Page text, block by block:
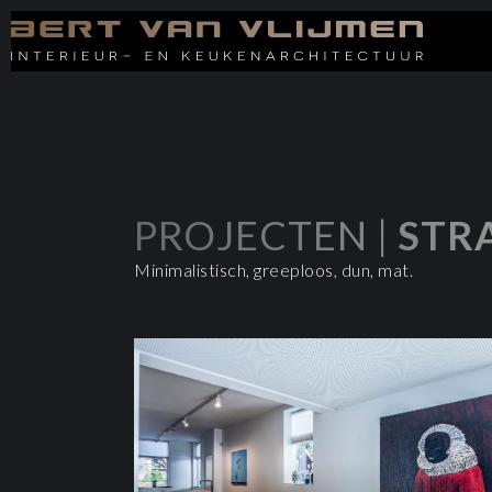
PROJECTEN |
Minimalistisch, greeploos, dun, mat.